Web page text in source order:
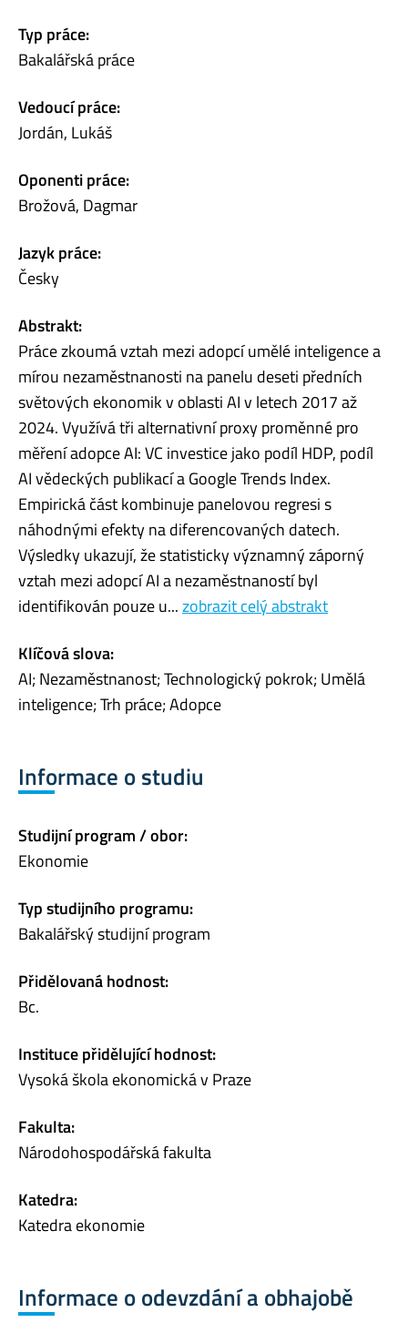
Typ práce:
Bakalářská práce
Vedoucí práce:
Jordán, Lukáš
Oponenti práce:
Brožová, Dagmar
Jazyk práce:
Česky
Abstrakt:
Práce zkoumá vztah mezi adopcí umělé inteligence a
mírou nezaměstnanosti na panelu deseti předních
světových ekonomik v oblasti AI v letech 2017 až
2024. Využívá tři alternativní proxy proměnné pro
měření adopce AI: VC investice jako podíl HDP, podíl
AI vědeckých publikací a Google Trends Index.
Empirická část kombinuje panelovou regresi s
náhodnými efekty na diferencovaných datech.
Výsledky ukazují, že statisticky významný záporný
vztah mezi adopcí AI a nezaměstnaností byl
identifikován pouze u...zobrazit celý abstrakt
Klíčová slova:
AI; Nezaměstnanost; Technologický pokrok; Umělá
inteligence; Trh práce; Adopce
Informace o studiu
Studijní program / obor:
Ekonomie
Typ studijního programu:
Bakalářský studijní program
Přidělovaná hodnost:
Bc.
Instituce přidělující hodnost:
Vysoká škola ekonomická v Praze
Fakulta:
Národohospodářská fakulta
Katedra:
Katedra ekonomie
Informace o odevzdání a obhajobě